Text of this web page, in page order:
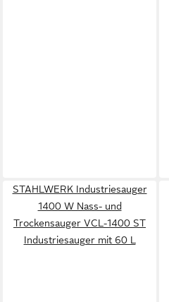
STAHLWERK Industriesauger
1400 W Nass- und
Trockensauger VCL-1400 ST
Industriesauger mit 60 L